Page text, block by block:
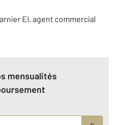
EI, agent commercial
mensualités